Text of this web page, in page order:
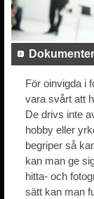
För oinvigda i
vara svårt att
De drivs inte
hobby eller
begriper så
kan man ge
hitta- och
sätt kan man